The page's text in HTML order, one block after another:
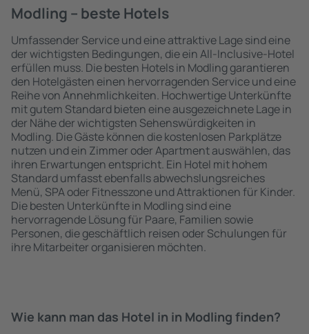
Modling – beste Hotels
Umfassender Service und eine attraktive Lage sind eine
der wichtigsten Bedingungen, die ein All-Inclusive-Hotel
erfüllen muss. Die besten Hotels in Modling garantieren
den Hotelgästen einen hervorragenden Service und eine
Reihe von Annehmlichkeiten. Hochwertige Unterkünfte
mit gutem Standard bieten eine ausgezeichnete Lage in
der Nähe der wichtigsten Sehenswürdigkeiten in
Modling. Die Gäste können die kostenlosen Parkplätze
nutzen und ein Zimmer oder Apartment auswählen, das
ihren Erwartungen entspricht. Ein Hotel mit hohem
Standard umfasst ebenfalls abwechslungsreiches
Menü, SPA oder Fitnesszone und Attraktionen für Kinder.
Die besten Unterkünfte in Modling sind eine
hervorragende Lösung für Paare, Familien sowie
Personen, die geschäftlich reisen oder Schulungen für
ihre Mitarbeiter organisieren möchten.
Wie kann man das Hotel in in Modling finden?